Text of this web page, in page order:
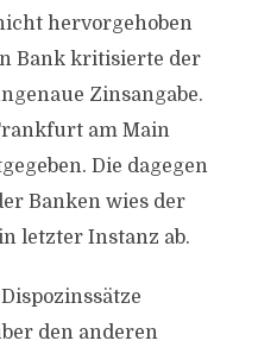
hervorgehoben
Bank kritisierte der
Zinsangabe.
am Main
Die dagegen
Banken wies der
letzter Instanz ab.
den anderen